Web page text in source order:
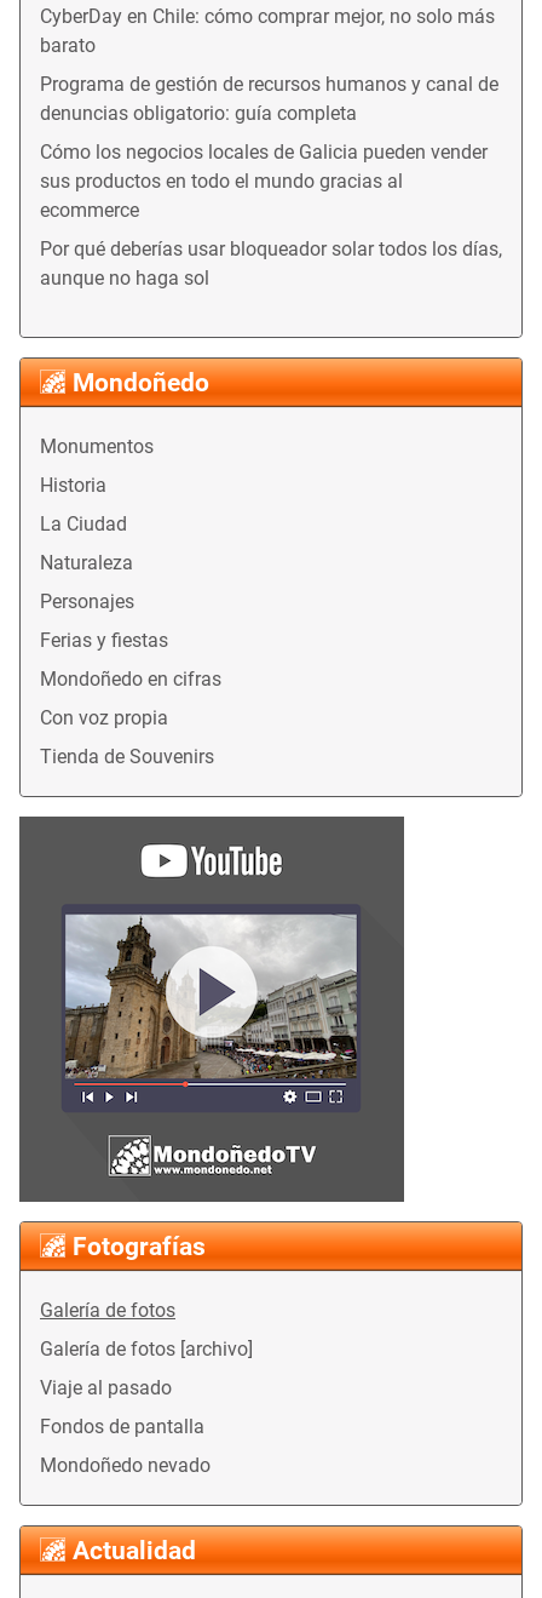
Mondoñedo
Monumentos
Historia
La Ciudad
Naturaleza
Personajes
Ferias y fiestas
Mondoñedo en cifras
Con voz propia
Tienda de Souvenirs
Fotografías
Galería de fotos
Galería de fotos [archivo]
Viaje al pasado
Fondos de pantalla
Mondoñedo nevado
Actualidad
CyberDay en Chile: cómo comprar mejor, no solo más
barato
Programa de gestión de recursos humanos y canal de
denuncias obligatorio: guía completa
Cómo los negocios locales de Galicia pueden vender
sus productos en todo el mundo gracias al
ecommerce
Por qué deberías usar bloqueador solar todos los días,
aunque no haga sol